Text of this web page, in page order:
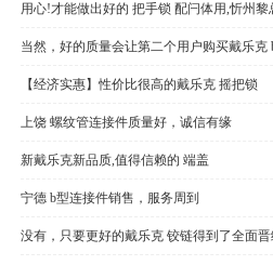
用心!才能做出好的 把手锁 配闩体用,忻州黎
当然，好的质量会让第二个用户购买戴乐克
【经济实惠】性价比很高的戴乐克 摇把锁
上饶 螺纹管连接件质量好，诚信有缘
新戴乐克新品质,值得信赖的 端盖
宁德 b型连接件销售，服务周到
没有，只要更好的戴乐克 铰链得到了全面